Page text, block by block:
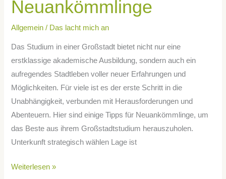
Neuankömmlinge
Allgemein / Das lacht mich an
Das Studium in einer Großstadt bietet nicht nur eine
erstklassige akademische Ausbildung, sondern auch ein
aufregendes Stadtleben voller neuer Erfahrungen und
Möglichkeiten. Für viele ist es der erste Schritt in die
Unabhängigkeit, verbunden mit Herausforderungen und
Abenteuern. Hier sind einige Tipps für Neuankömmlinge, um
das Beste aus ihrem Großstadtstudium herauszuholen.
Unterkunft strategisch wählen Lage ist
Weiterlesen »